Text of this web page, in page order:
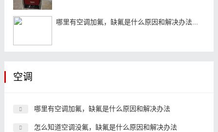
哪里有空调加氟，缺氟是什么原因和解决办法...
空调
哪里有空调加氟，缺氟是什么原因和解决办法
怎么知道空调没氟，缺氟是什么原因和解决办法